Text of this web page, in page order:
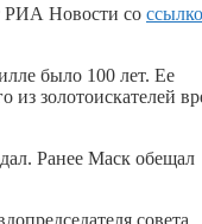
РИА Новости со
было 100 лет. Ее
золотоискателей
Ранее Маск обещал
совета